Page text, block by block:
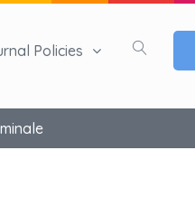
Policies